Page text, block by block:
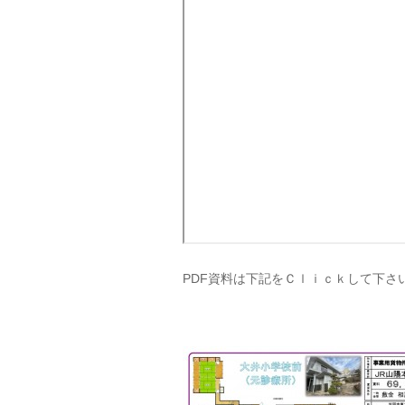
PDF資料は下記をＣｌｉｃｋして下さ